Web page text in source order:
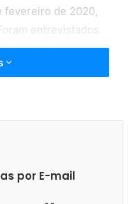
fevereiro de 2020,
entrevistados
do mundo, 50 CEOs
Sul para entender
caiu de 2019
Os confiantes são
por E-mail